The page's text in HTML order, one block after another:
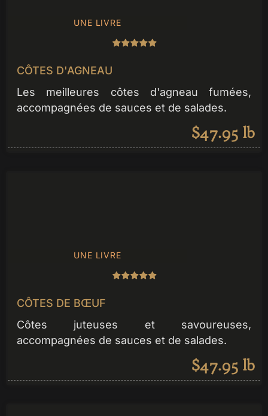
UNE LIVRE
CÔTES D'AGNEAU
Les meilleures côtes d'agneau fumées,
accompagnées de sauces et de salades.
$47.95 lb
UNE LIVRE
CÔTES DE BŒUF
Côtes juteuses et savoureuses,
accompagnées de sauces et de salades.
$47.95 lb